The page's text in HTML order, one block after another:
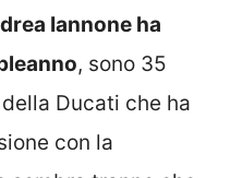
Iannone ha
, sono 35
Ducati che ha
con la